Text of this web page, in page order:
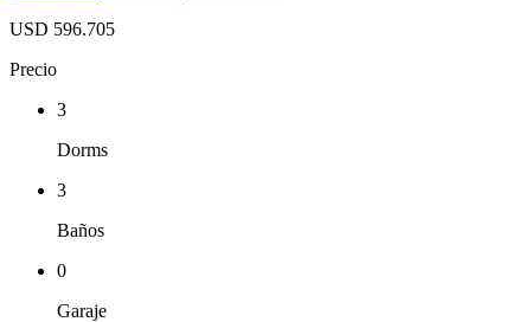
USD 596.705
Precio
3
Dorms
3
Baños
0
Garaje